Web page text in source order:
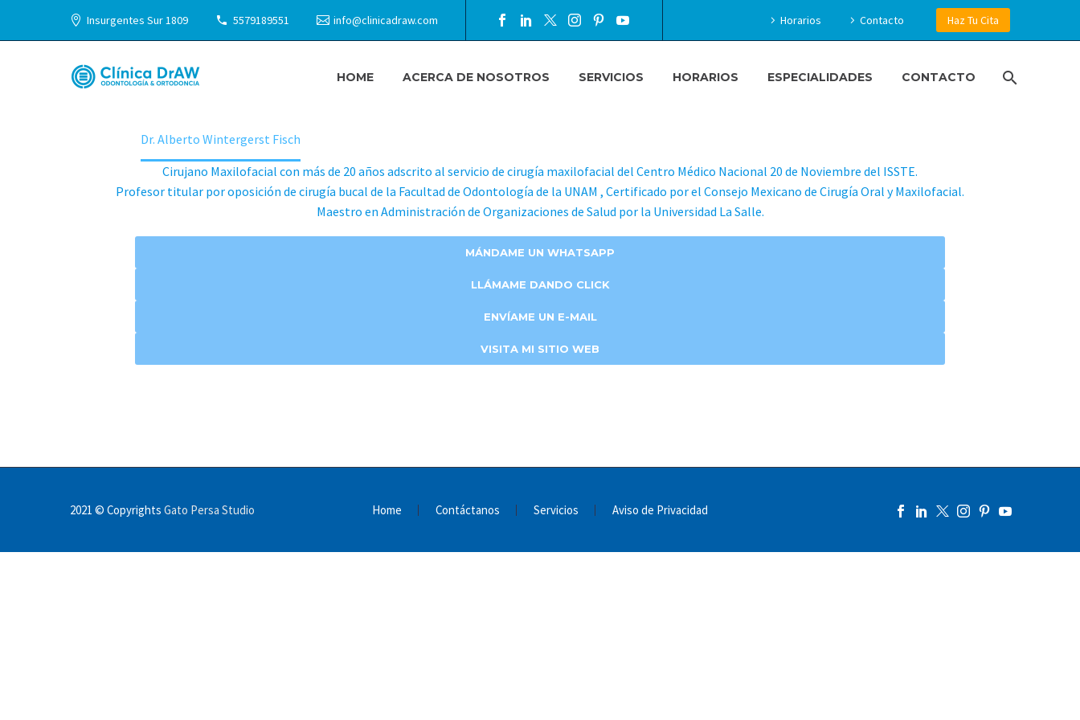
Insurgentes Sur 1809 5579189551 info@clinicadraw.com Horarios Contacto Haz Tu Cita
HOME ACERCA DE NOSOTROS SERVICIOS HORARIOS ESPECIALIDADES CONTACTO
DR. ALBERTO WINTERGERST FISCH
Dr. Alberto Wintergerst Fisch
Cirujano Maxilofacial con más de 20 años adscrito al servicio de cirugía maxilofacial del Centro Médico Nacional 20 de Noviembre del ISSTE.
Profesor titular por oposición de cirugía bucal de la Facultad de Odontología de la UNAM , Certificado por el Consejo Mexicano de Cirugía Oral y Maxilofacial.
Maestro en Administración de Organizaciones de Salud por la Universidad La Salle.
MÁNDAME UN WHATSAPP
LLÁMAME DANDO CLICK
ENVÍAME UN E-MAIL
VISITA MI SITIO WEB
Home Contáctanos Servicios Aviso de Privacidad
2021 © Copyrights Gato Persa Studio